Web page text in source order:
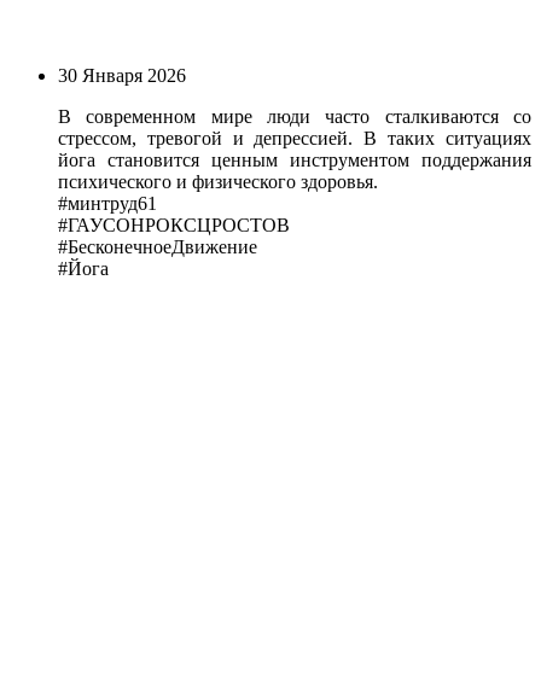
30 Января 2026
В современном мире люди часто сталкиваются со
стрессом, тревогой и депрессией. В таких ситуациях
йога становится ценным инструментом поддержания
психического и физического здоровья.
#минтруд61
#ГАУСОНРОКСЦРОСТОВ
#БесконечноеДвижение
#Йога